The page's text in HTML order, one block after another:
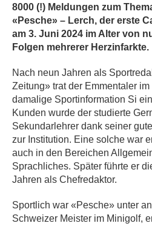
8000 (!) Meldungen zum
«Pesche» – Lerch, der erste
am 3. Juni 2024 im Alter von
Folgen mehrerer Herzinfarkte.
Nach neun Jahren als
Zeitung» trat der Emmentaler
damalige Sportinformation Si
Kunden wurde der studierte
Sekundarlehrer dank seiner
zur Institution. Eine solche war
auch in den Bereichen
Sprachliches. Später führte er
Jahren als Chefredaktor.
Sportlich war «Pesche» unter
Schweizer Meister im Minigolf,